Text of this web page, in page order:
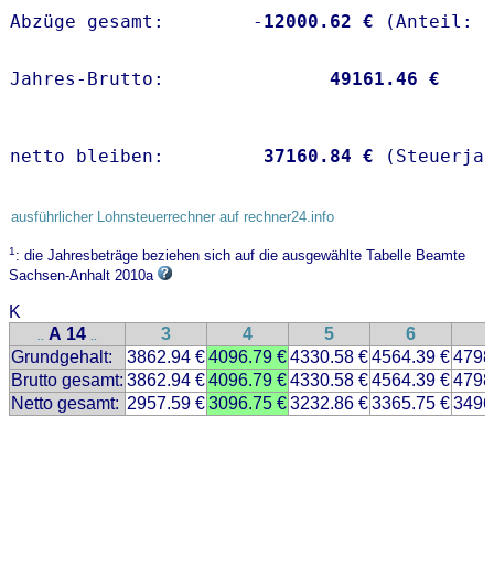
Abzüge gesamt:        - 12000.62 €
Jahres-Brutto: 49161.46 €
netto bleiben: 37160.84 €
ausführlicher Lohnsteuerrechner auf rechner24.info
1: die Jahresbeträge beziehen sich auf die ausgewählte Tabelle Beamte
Sachsen-Anhalt 2010a
K
.. A 14 .. 3 4 5 6
Grundgehalt:
3862.94 €4096.79 €4330.58 €4564.39 €
Brutto gesamt: 3862.94 €4096.79 €4330.58 €4564.39 €
Netto gesamt: 2957.59 €3096.75 €3232.86 €3365.75 €